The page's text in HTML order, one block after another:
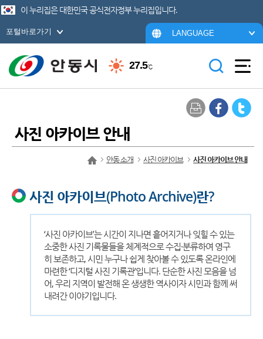
이 누리집은 대한민국 공식전자정부 누리집입니다.
포털바로가기 LANGUAGE
27.5℃
사진 아카이브 안내
안동 소개 사진 아카이브 사진 아카이브 안내
사진 아카이브(Photo Archive)란?
‘사진 아카이브’는 시간이 지나면 흩어지거나 잊힐 수 있는
소중한 사진 기록물들을 체계적으로 수집·분류하여 영구
히 보존하고, 시민 누구나 쉽게 찾아볼 수 있도록 온라인에
마련한 ‘디지털 사진 기록관’입니다. 단순한 사진 모음을 넘
어, 우리 지역이 발전해 온 생생한 역사이자 시민과 함께 써
내려간 이야기입니다.